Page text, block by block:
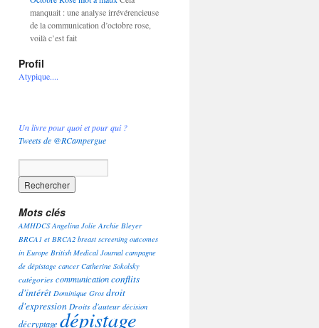
manquait : une analyse irrévérencieuse
de la communication d’octobre rose,
voilà c’est fait
Profil
Atypique....
Un livre pour quoi et pour qui ?
Tweets de @RCampergue
Mots clés
AMHDCS Angelina Jolie Archie Bleyer
BRCA1 et BRCA2 breast screening outcomes
in Europe British Medical Journal campagne
de dépistage cancer Catherine Sokolsky
catégories communicationconflits
d'intérêt Dominique Gros droit
d'expression Droits d'auteur décision
décryptage dépistage